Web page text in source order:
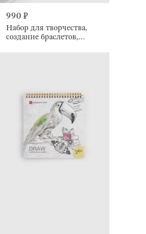
990 ₽
Набор для творчества,
создание браслетов,